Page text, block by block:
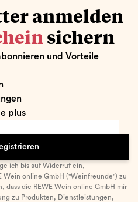
anmelden
sichern
und Vorteile
plus
ich bis auf Widerruf ein,
Wein online GmbH ("Weinfreunde") zu
dass die REWE Wein online GmbH mir
zu Produkten, Dienstleistungen,